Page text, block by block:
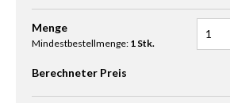
Produkt Anzahl: Gib den gewünschten
Menge
Mindestbestellmenge: 1 Stk.
Berechneter Preis